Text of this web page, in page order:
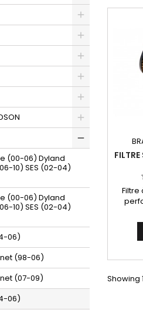
(00-06) Dyland
10) SES (02-04)
(00-06) Dyland
10) SES (02-04)
06)
(98-06)
(07-09)
06)
Filtre
Showing